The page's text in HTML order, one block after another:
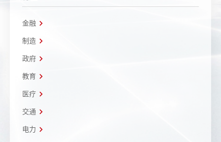
金融
制造
政府
教育
医疗
交通
电力